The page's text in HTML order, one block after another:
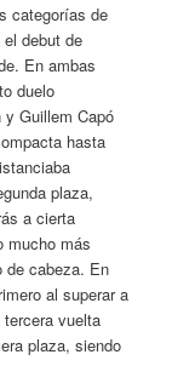
categorías de
debut de
En ambas
duelo
y Guillem Capó
hasta
plaza,
a cierta
mucho más
de cabeza. En
al superar a
vuelta
plaza, siendo